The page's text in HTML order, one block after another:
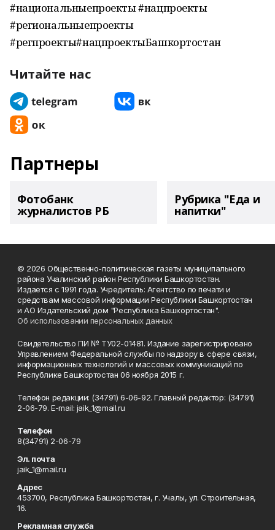
#национальныепроекты #нацпроекты
#региональныепроекты
#регпроекты#нацпроектыБашкортостан
Читайте нас
Партнеры
Фотобанк
журналистов РБ
Рубрика "Еда и
напитки"
© 2026 Общественно-политическая газеты муниципального
района Учалинский район Республики Башкортостан.
Издается с 1991 года. Учредитель: Агентство по печати и
средствам массовой информации Республики Башкортостан
и АО Издательский дом "Республика Башкортостан".
Об использовании персональных данных
Свидетельство ПИ № ТУ02-01481. Издание зарегистрировано
Управлением Федеральной службы по надзору в сфере связи,
информационных технологий и массовых коммуникаций по
Республике Башкортостан 06 ноября 2015 г.
Телефон редакции: (34791) 6-06-92. Главный редактор: (34791)
2-06-79. Е-mаil: jaik_1@mail.ru
Телефон
8(34791) 2-06-79
Эл. почта
jaik_1@mail.ru
Адрес
453700, Республика Башкортостан, г. Учалы, ул. Строительная,
16.
Рекламная служба